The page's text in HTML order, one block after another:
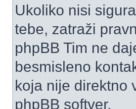
Ukoliko nisi
tebe, zatraži
phpBB Tim ne
besmisleno
koja nije direktno
phpBB softver.